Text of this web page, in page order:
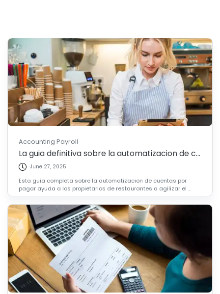
Accounting Payroll
La guia definitiva sobre la automatizacion de c...
June 27, 2025
Esta guia completa sobre la automatizacion de cuentas por
pagar ayuda a los propietarios de restaurantes a agilizar el ...